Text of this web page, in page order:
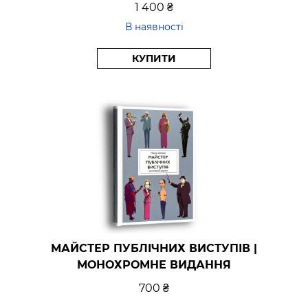
1 400 ₴
В наявності
КУПИТИ
МАЙСТЕР ПУБЛІЧНИХ ВИСТУПІВ |
МОНОХРОМНЕ ВИДАННЯ
700 ₴